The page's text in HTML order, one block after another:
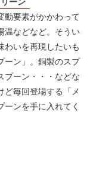
動要素がかかわって
温などなど。そうい
わいを再現したいも
ーン」。銅製のスプ
プーン・・・などな
ど毎回登場する「メ
ンを手に入れてく